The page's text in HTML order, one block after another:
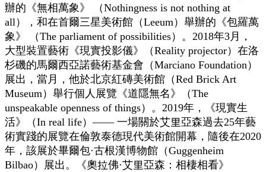
辦的《無相萬象》 （Nothingness is not nothing at
all），和在首爾三星美術館（Leeum）舉辦的《包羅萬
象》 （The parliament of possibilities）。2018年3月，
大型裝置藝術《現實投影儀》（Reality projector）在洛
杉磯的馬爾西亞諾藝術基金會（Marciano Foundation）
展出，當月，他於北京紅磚美術館（Red Brick Art
Museum）舉行個人展覽《道隱無名》（The
unspeakable openness of things）。2019年，《現實生
活》（In real life）—— 一場關於艾里亞森過去25年藝
術實踐的展覽在倫敦泰德現代美術館開幕，隨後在2020
年，該展於畢爾包·古根漢博物館（Guggenheim
Bilbao）展出。《奧拉佛·艾里亞森：相棲相看》